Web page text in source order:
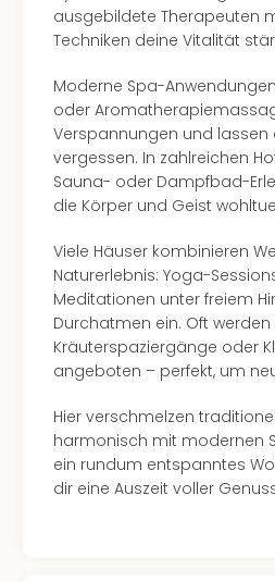
ausgebildete Therapeuten
Techniken deine Vitalität
Moderne Spa-
oder
Verspannungen und lassen
vergessen. In zahlreichen
Sauna- oder Dampfbad-
die Körper und Geist
Viele Häuser kombinieren
Naturerlebnis: Yoga-
Meditationen unter freiem
Durchatmen ein. Oft
Kräuterspaziergänge oder
angeboten – perfekt, um
Hier verschmelzen
harmonisch mit modernen
ein rundum entspanntes
dir eine Auszeit voller